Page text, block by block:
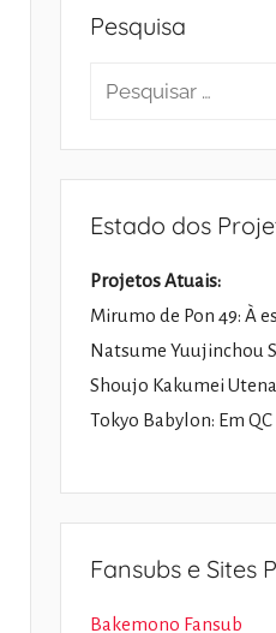
Pesquisa
Pesquisar
Estado dos
Projetos Atuais:
Mirumo de Pon 49: À
Natsume Yuujinchou
Shoujo Kakumei Utena
Tokyo Babylon: Em QC
Fansubs e Sites
Bakemono Fansub